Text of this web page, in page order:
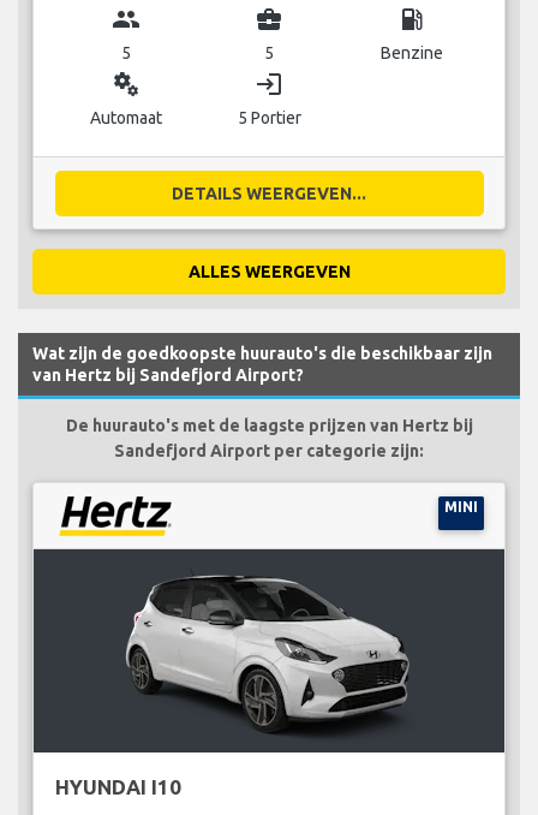
group
5
business_center
5
local_gas_station
Benzine
miscellaneous_services
Automaat
login
5 Portier
DETAILS WEERGEVEN...
ALLES WEERGEVEN
Wat zijn de goedkoopste huurauto's die beschikbaar zijn
van Hertz bij Sandefjord Airport?
De huurauto's met de laagste prijzen van Hertz bij
Sandefjord Airport per categorie zijn:
MINI
HYUNDAI I10